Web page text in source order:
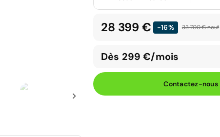
28 399 € -16% 33 700 €neuf
Dès 299 €/mois
Contactez-nous